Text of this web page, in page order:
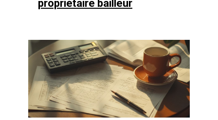
propriétaire bailleur